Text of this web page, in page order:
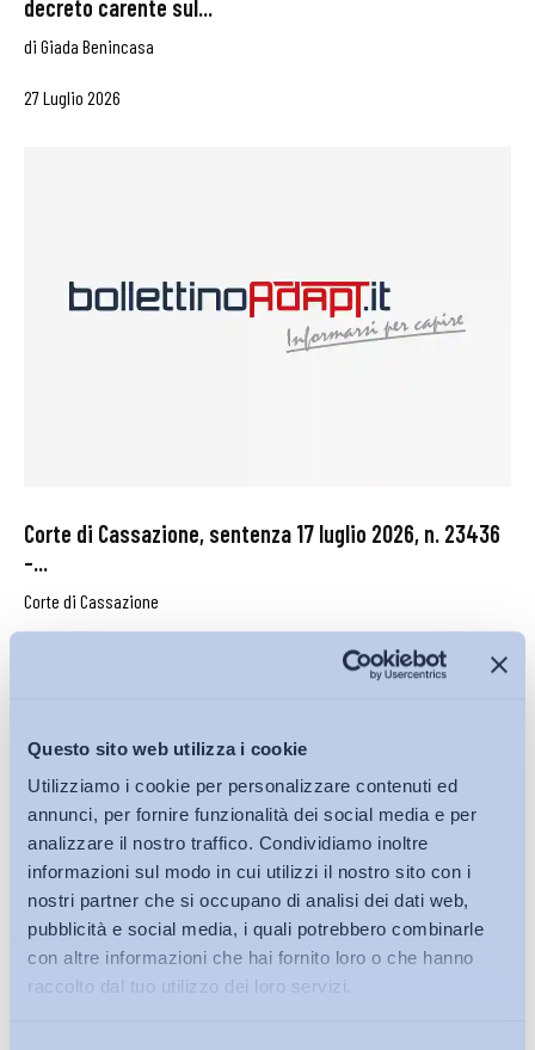
Questo sito web utilizza i cookie
Utilizziamo i cookie per personalizzare contenuti ed
annunci, per fornire funzionalità dei social media e per
analizzare il nostro traffico. Condividiamo inoltre
informazioni sul modo in cui utilizzi il nostro sito con i
nostri partner che si occupano di analisi dei dati web,
pubblicità e social media, i quali potrebbero combinarle
con altre informazioni che hai fornito loro o che hanno
raccolto dal tuo utilizzo dei loro servizi.
decreto carente sul...
di Giada Benincasa
27 Luglio 2026
Corte di Cassazione, sentenza 17 luglio 2026, n. 23436
–...
Corte di Cassazione